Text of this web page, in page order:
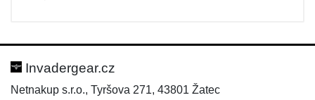
Invadergear.cz
Netnakup s.r.o., Tyršova 271, 43801 Žatec